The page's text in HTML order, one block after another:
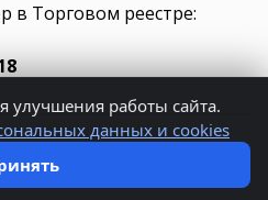
в Торговом реестре:
улучшения работы сайта.
данных и cookies